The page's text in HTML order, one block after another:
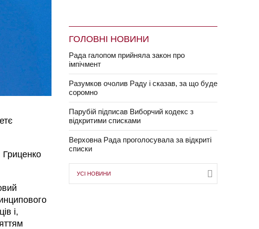
Гриценко
і,
ГОЛОВНІ НОВИНИ
Рада галопом прийняла закон про
імпічмент
Разумков очолив Раду і сказав, за що буде
соромно
Парубій підписав Виборчий кодекс з
відкритими списками
Верховна Рада проголосувала за відкриті
списки
УСІ НОВИНИ